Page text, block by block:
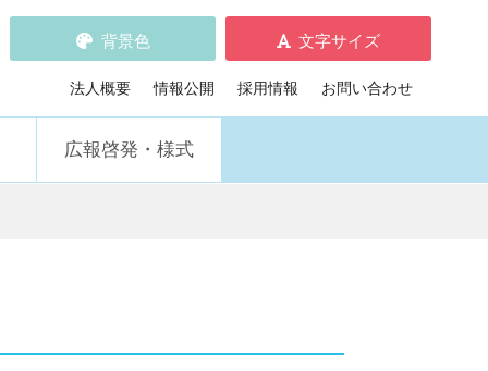
背景色
デフォルト
黒の背景
青の背景
黄の背景
文字サイズ
標準
拡大
法人概要 情報公開 採用情報 お問い合わせ
広報啓発・様式